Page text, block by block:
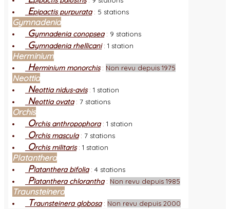
Epipactis purpurata: 5 stations
Gymnadenia
Gymnadenia conopsea: 9 stations
Gymnadenia rhellicani: 1 station
Herminium
Herminium monorchis: Non revu depuis 1975
Neottia
Neottia nidus-avis: 1 station
Neottia ovata: 7 stations
Orchis
Orchis anthropophora: 1 station
Orchis mascula: 7 stations
Orchis militaris: 1 station
Platanthera
Platanthera bifolia: 4 stations
Platanthera chlorantha: Non revu depuis 1985
Traunsteinera
Traunsteinera globosa: Non revu depuis 2000